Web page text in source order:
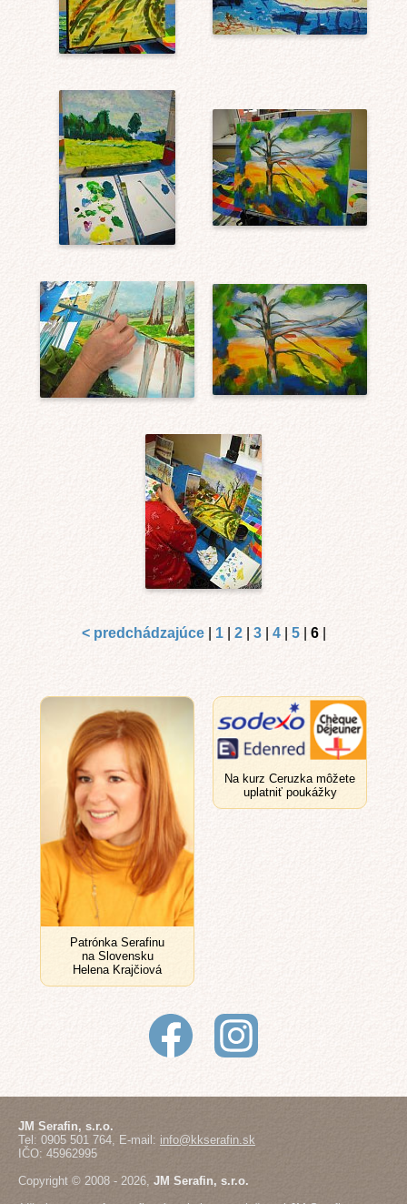
< predchádzajúce| 1| 2| 3| 4| 5| 6|
Patrónka Serafinu
na Slovensku
Helena Krajčiová
Na kurz Ceruzka môžete
uplatniť poukážky
JM Serafin, s.r.o.
Tel: 0905 501 764, E-mail: info@kkserafin.sk
IČO: 45962995
Copyright © 2008 - 2026, JM Serafin, s.r.o.